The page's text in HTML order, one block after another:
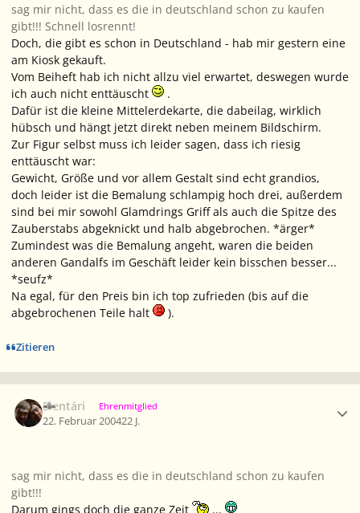
sag mir nicht, dass es die in deutschland schon zu kaufen
gibt!!! Schnell losrennt!
Doch, die gibt es schon in Deutschland - hab mir gestern eine
am Kiosk gekauft.
Vom Beiheft hab ich nicht allzu viel erwartet, deswegen wurde
ich auch nicht enttäuscht
.
Dafür ist die kleine Mittelerdekarte, die dabeilag, wirklich
hübsch und hängt jetzt direkt neben meinem Bildschirm.
Zur Figur selbst muss ich leider sagen, dass ich riesig
enttäuscht war:
Gewicht, Größe und vor allem Gestalt sind echt grandios,
doch leider ist die Bemalung schlampig hoch drei, außerdem
sind bei mir sowohl Glamdrings Griff als auch die Spitze des
Zauberstabs abgeknickt und halb abgebrochen. *ärger*
Zumindest was die Bemalung angeht, waren die beiden
anderen Gandalfs im Geschäft leider kein bisschen besser...
*seufz*
Na egal, für den Preis bin ich top zufrieden (bis auf die
abgebrochenen Teile halt
).
Zitieren
Elentári Ehrenmitglied
22. Februar 200422 J.
sag mir nicht, dass es die in deutschland schon zu kaufen
gibt!!!
Darum gings doch die ganze Zeit
...